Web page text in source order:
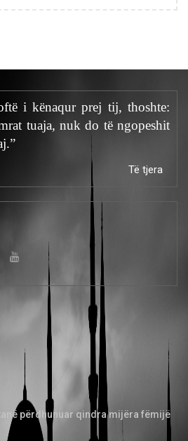
i kënaqur prej tij, thoshte:
tuaja, nuk do të ngopeshit
Të tjera
përdhunuar qindra mijëra fëmijë